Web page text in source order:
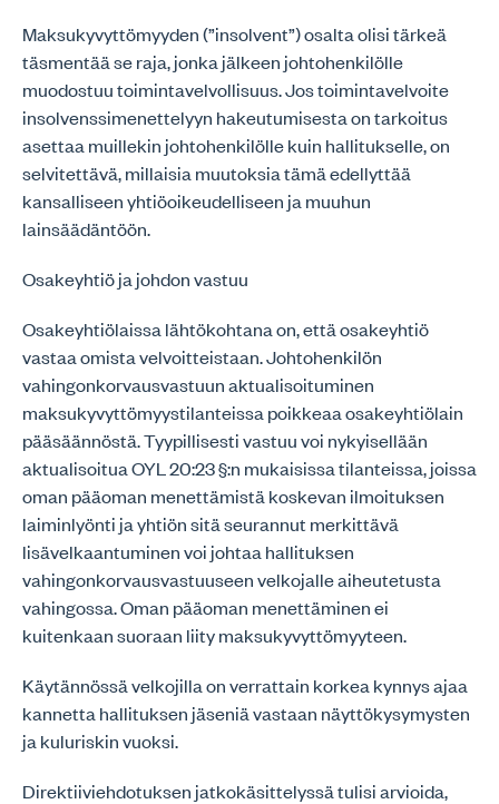
Maksukyvyttömyyden (”insolvent”) osalta olisi tärkeä
täsmentää se raja, jonka jälkeen johtohenkilölle
muodostuu toimintavelvollisuus. Jos toimintavelvoite
insolvenssimenettelyyn hakeutumisesta on tarkoitus
asettaa muillekin johtohenkilölle kuin hallitukselle, on
selvitettävä, millaisia muutoksia tämä edellyttää
kansalliseen yhtiöoikeudelliseen ja muuhun
lainsäädäntöön.
Osakeyhtiö ja johdon vastuu
Osakeyhtiölaissa lähtökohtana on, että osakeyhtiö
vastaa omista velvoitteistaan. Johtohenkilön
vahingonkorvausvastuun aktualisoituminen
maksukyvyttömyystilanteissa poikkeaa osakeyhtiölain
pääsäännöstä. Tyypillisesti vastuu voi nykyisellään
aktualisoitua OYL 20:23 §:n mukaisissa tilanteissa, joissa
oman pääoman menettämistä koskevan ilmoituksen
laiminlyönti ja yhtiön sitä seurannut merkittävä
lisävelkaantuminen voi johtaa hallituksen
vahingonkorvausvastuuseen velkojalle aiheutetusta
vahingossa. Oman pääoman menettäminen ei
kuitenkaan suoraan liity maksukyvyttömyyteen.
Käytännössä velkojilla on verrattain korkea kynnys ajaa
kannetta hallituksen jäseniä vastaan näyttökysymysten
ja kuluriskin vuoksi.
Direktiiviehdotuksen jatkokäsittelyssä tulisi arvioida,